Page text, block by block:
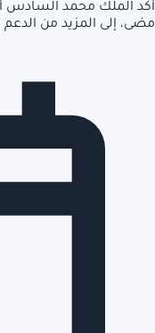
أكد الملك محمد السادس
مضى، إلى المزيد من الدعم